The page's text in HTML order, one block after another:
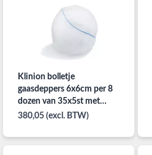
Klinion bolletje
gaasdeppers 6x6cm per 8
dozen van 35x5st met
loodlijn
380,05 (excl. BTW)